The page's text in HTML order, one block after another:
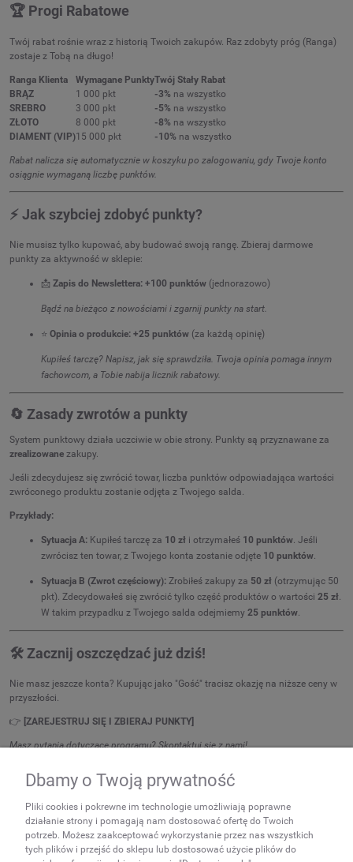
🏆 Progi Rabatowe
Twój rabat rośnie wraz z historią Twoich zakupów. Raz zdobyty próg (Ranga)
zostaje z Tobą na długo!
Ranga Klienta Wymagane PunktyTwój Stały Rabat
BRĄZ
1 000 pkt -3% na wszystko
SREBRO
3 000 pkt -5% na wszystko
ZŁOTO
8 000 pkt -8% na wszystko
DIAMENT (VIP)15 000 pkt -10% na wszystko
Rabat nalicza się automatycznie w koszyku po zalogowaniu, gdy Twoje konto
osiągnie wymaganą liczbę punktów.
⚡ Jak szybciej zdobyć punkty?
Nie musisz tylko kupować, aby budować swoją rangę. Zbieraj darmowe
punkty za aktywność w sklepie:
📩 Zapis do Newslettera: +100 punktów (jednorazowo)
Bądź na bieżąco z nowościami i zgarnij punkty na start.
⭐ Opinia o produkcie: +25 punktów (za każdą opinię)
Kupiłeś tarczę? Napisz, jak się sprawdziła. Twoja opinia pomaga innym
fachowcom, a Tobie nabija licznik rabatowy.
🔄 Zasady zwrotów a punkty
System punktowy działa uczciwie w obie strony. Punkty są przyznawane za
zrealizowane zakupy.
Jeśli zdecydujesz się zwrócić towar, liczba punktów odpowiadająca wartości
zwróconego produktu zostanie odjęta z Twojego salda.
Przykłady:
Sytuacja A: Kupiłeś tarczę za 10 zł i otrzymałeś 10 punktów . Jeśli
zwrócisz ten towar, z Twojego konta zostanie odjęte 10 punktów
Sytuacja B (Zwrot częściowy): Zrobiłeś zakupy za 50 zł (otrzymując 50
pkt). Zdecydowałeś się zwrócić tylko część produktów o wartości 25 zł
W takim przypadku z Twojego salda odejmiemy 25 punktów
🛠️ Zacznij oszczędzać już dziś!
Nie masz jeszcze konta? Kupując jako "Gość" tracisz okazję na niższe ceny w
przyszłości.
👉 [ZAREJESTRUJ SIĘ I ZBIERAJ PUNKTY]
Masz pytania dotyczące programu? Skontaktuj się z nami!
NEWSLETTER
Podaj swój adres e-mail, jeżeli
chcesz otrzymywać
informacje o nowościach i
Dbamy o Twoją prywatność
Pliki cookies i pokrewne im technologie umożliwiają poprawne
działanie strony i pomagają nam dostosować ofertę do Twoich
potrzeb. Możesz zaakceptować wykorzystanie przez nas wszystkich
tych plików i przejść do sklepu lub dostosować użycie plików do